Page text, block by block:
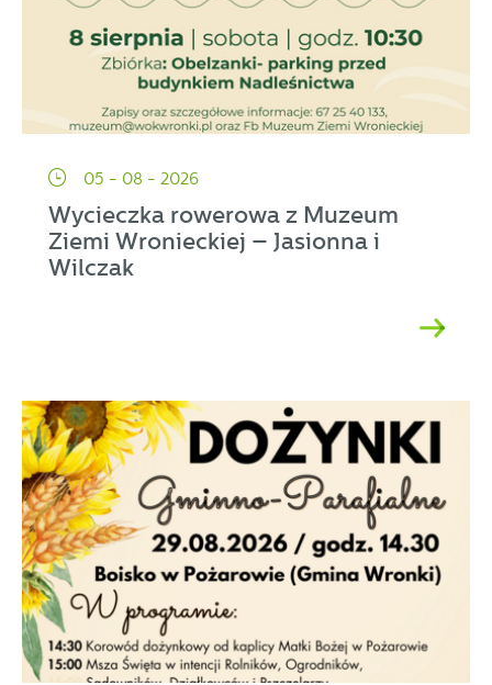
05 - 08 - 2026
Wycieczka rowerowa z Muzeum
Ziemi Wronieckiej – Jasionna i
Wilczak